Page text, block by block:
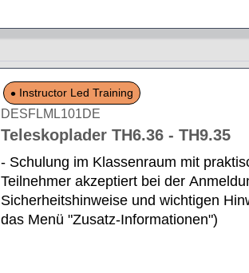
Instructor Led Training
DESFLML101DE
Teleskoplader TH6.36 - TH9.35
- Schulung im Klassenraum mit
Teilnehmer akzeptiert bei der
Sicherheitshinweise und wichtigen
das Menü "Zusatz-Informationen")